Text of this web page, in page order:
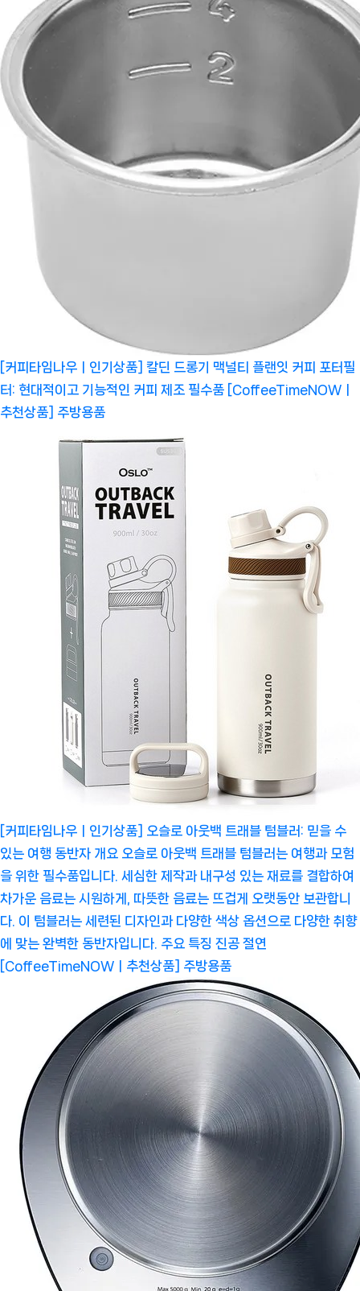
[커피타임나우ㅣ인기상품] 칼딘 드롱기 맥널티 플랜잇 커피 포터필
터: 현대적이고 기능적인 커피 제조 필수품 [CoffeeTimeNOWㅣ
추천상품]
주방용품
[커피타임나우ㅣ인기상품] 오슬로 아웃백 트래블 텀블러: 믿을 수
있는 여행 동반자 개요 오슬로 아웃백 트래블 텀블러는 여행과 모험
을 위한 필수품입니다. 세심한 제작과 내구성 있는 재료를 결합하여
차가운 음료는 시원하게, 따뜻한 음료는 뜨겁게 오랫동안 보관합니
다. 이 텀블러는 세련된 디자인과 다양한 색상 옵션으로 다양한 취향
에 맞는 완벽한 동반자입니다. 주요 특징 진공 절연
[CoffeeTimeNOWㅣ추천상품]
주방용품